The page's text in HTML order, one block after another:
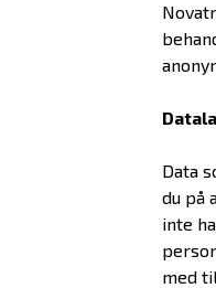
Data
du på
inte
med